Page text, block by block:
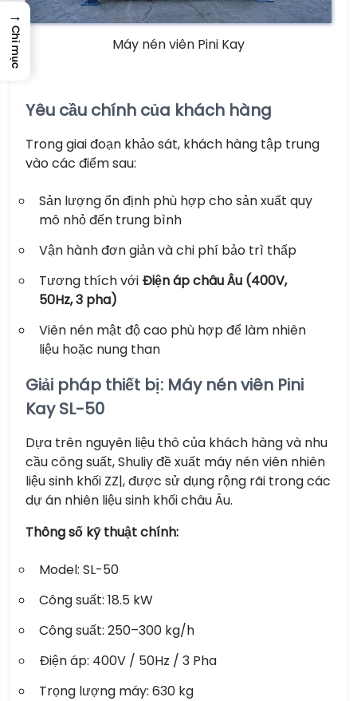
Máy nén viên Pini Kay
Yêu cầu chính của khách hàng
Trong giai đoạn khảo sát, khách hàng tập trung
vào các điểm sau:
Sản lượng ổn định phù hợp cho sản xuất quy
mô nhỏ đến trung bình
Vận hành đơn giản và chi phí bảo trì thấp
Tương thích với Điện áp châu Âu (400V,
50Hz, 3 pha)
Viên nén mật độ cao phù hợp để làm nhiên
liệu hoặc nung than
Giải pháp thiết bị: Máy nén viên Pini
Kay SL-50
Dựa trên nguyên liệu thô của khách hàng và nhu
cầu công suất, Shuliy đề xuất máy nén viên nhiên
liệu sinh khối ZZ|, được sử dụng rộng rãi trong các
dự án nhiên liệu sinh khối châu Âu.
Thông số kỹ thuật chính:
Model: SL-50
Công suất: 18.5 kW
Công suất: 250–300 kg/h
Điện áp: 400V / 50Hz / 3 Pha
Trọng lượng máy: 630 kg
→
Chỉ mục